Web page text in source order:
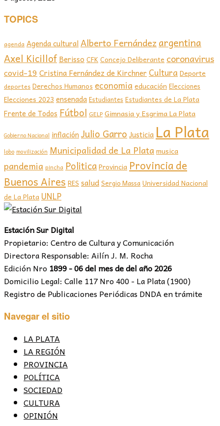
TOPICS
agenda Agenda culturalAlberto Fernández argentina
Axel Kicillof Berisso CFKConcejo Deliberante coronavirus
covid-19 Cristina Fernández de Kirchner Cultura Deporte
deportes Derechos Humanos economia educación Elecciones
Elecciones 2023 ensenada Estudiantes Estudiantes de La Plata
Frente de Todos Fútbol GELP Gimnasia y Esgrima La Plata
Gobierno Nacional inflación Julio Garro Justicia La Plata
lobo movilización Municipalidad de La Plata musica
pandemia pincha PoliticaProvincia Provincia de
Buenos Aires RES saludSergio MassaUniversidad Nacional
de La Plata UNLP
Estación Sur Digital
Propietario: Centro de Cultura y Comunicación
Directora Responsable: Ailín J. M. Rocha
Edición Nro 1899 - 06 del mes de del año 2026
Domicilio Legal: Calle 117 Nro 400 - La Plata (1900)
Registro de Publicaciones Periódicas DNDA en trámite
Navegar el sitio
LA PLATA
LA REGIÓN
PROVINCIA
POLÍTICA
SOCIEDAD
CULTURA
OPINIÓN